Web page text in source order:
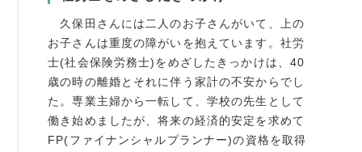
事務局のご案内
コンテンツ
ニュース
久保田さんには二人のお子さんがいて、上の
お子さんは重度の障がいを抱えています。社労
士(社会保険労務士)をめざしたきっかけは、40
歳の時の離婚とそれに伴う家計の不安からでし
た。専業主婦から一転して、学校の先生として
働き始めましたが、将来の経済的安定を求めて
FP(ファイナンシャルプランナー)の資格を取得